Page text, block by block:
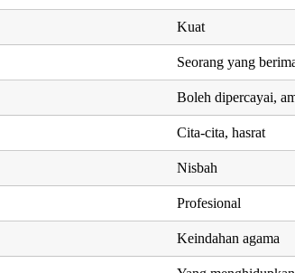
Kuat
Seorang yang
Boleh dipercayai,
Cita-cita, hasrat
Nisbah
Profesional
Keindahan agama